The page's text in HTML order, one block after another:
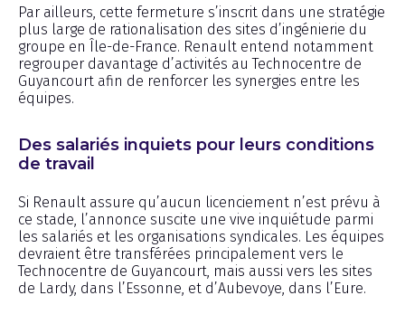
Par ailleurs, cette fermeture s’inscrit dans une stratégie
plus large de rationalisation des sites d’ingénierie du
groupe en Île-de-France. Renault entend notamment
regrouper davantage d’activités au Technocentre de
Guyancourt afin de renforcer les synergies entre les
équipes.
Des salariés inquiets pour leurs conditions
de travail
Si Renault assure qu’aucun licenciement n’est prévu à
ce stade, l’annonce suscite une vive inquiétude parmi
les salariés et les organisations syndicales. Les équipes
devraient être transférées principalement vers le
Technocentre de Guyancourt, mais aussi vers les sites
de Lardy, dans l’Essonne, et d’Aubevoye, dans l’Eure.